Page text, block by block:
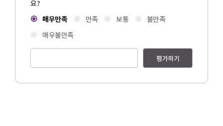
요?
매우만족
만족 보통
불만족
매우불만족
평가하기